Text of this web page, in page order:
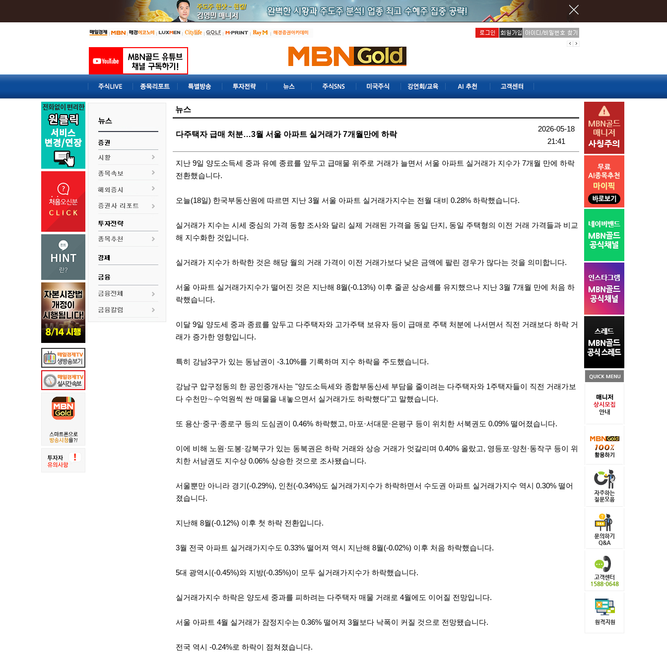
뉴스
다주택자 급매 처분…3월 서울 아파트 실거래가 7개월만에 하락
2026-05-18
21:41
지난 9일 양도소득세 중과 유예 종료를 앞두고 급매물 위주로 거래가 늘면서 서울 아파트 실거래가 지수가 7개월 만에 하락
전환했습니다.
오늘(18일) 한국부동산원에 따르면 지난 3월 서울 아파트 실거래가지수는 전월 대비 0.28% 하락했습니다.
실거래가 지수는 시세 중심의 가격 동향 조사와 달리 실제 거래된 가격을 동일 단지, 동일 주택형의 이전 거래 가격들과 비교
해 지수화한 것입니다.
실거래가 지수가 하락한 것은 해당 월의 거래 가격이 이전 거래가보다 낮은 금액에 팔린 경우가 많다는 것을 의미합니다.
서울 아파트 실거래가지수가 떨어진 것은 지난해 8월(-0.13%) 이후 줄곧 상승세를 유지했으나 지난 3월 7개월 만에 처음 하
락했습니다.
이달 9일 양도세 중과 종료를 앞두고 다주택자와 고가주택 보유자 등이 급매로 주택 처분에 나서면서 직전 거래보다 하락 거
래가 증가한 영향입니다.
특히 강남3구가 있는 동남권이 -3.10%를 기록하며 지수 하락을 주도했습니다.
강남구 압구정동의 한 공인중개사는 "양도소득세와 종합부동산세 부담을 줄이려는 다주택자와 1주택자들이 직전 거래가보
다 수천만∼수억원씩 싼 매물을 내놓으면서 실거래가도 하락했다"고 말했습니다.
또 용산·중구·종로구 등의 도심권이 0.46% 하락했고, 마포·서대문·은평구 등이 위치한 서북권도 0.09% 떨어졌습니다.
이에 비해 노원·도봉·강북구가 있는 동북권은 하락 거래와 상승 거래가 엇갈리며 0.40% 올랐고, 영등포·양천·동작구 등이 위
치한 서남권도 지수상 0.06% 상승한 것으로 조사됐습니다.
서울뿐만 아니라 경기(-0.29%), 인천(-0.34%)도 실거래가지수가 하락하면서 수도권 아파트 실거래가지수 역시 0.30% 떨어
졌습니다.
지난해 8월(-0.12%) 이후 첫 하락 전환입니다.
3월 전국 아파트 실거래가지수도 0.33% 떨어져 역시 지난해 8월(-0.02%) 이후 처음 하락했습니다.
5대 광역시(-0.45%)와 지방(-0.35%)이 모두 실거래가지수가 하락했습니다.
실거래가지수 하락은 양도세 중과를 피하려는 다주택자 매물 거래로 4월에도 이어질 전망입니다.
서울 아파트 4월 실거래가 잠정지수는 0.36% 떨어져 3월보다 낙폭이 커질 것으로 전망됐습니다.
전국 역시 -0.24%로 하락이 점쳐졌습니다.